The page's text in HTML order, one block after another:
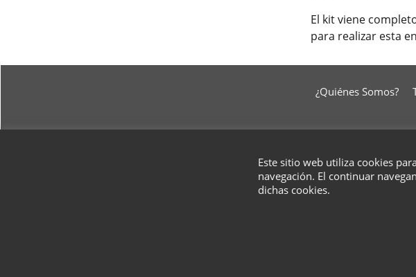
El kit viene
para realizar esta
¿Quiénes Somos?
Este sitio web utiliza cookies
navegación. El continuar
dichas cookies.